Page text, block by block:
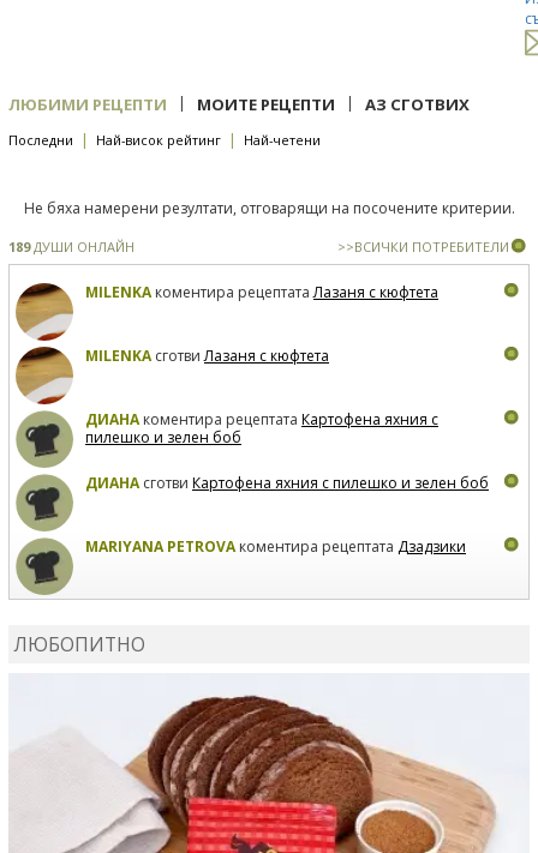
ЛЮБИМИ РЕЦЕПТИ | МОИТЕ РЕЦЕПТИ | АЗ СГОТВИХ
Последни | Най-висок рейтинг | Най-четени
Не бяха намерени резултати, отговарящи на посочените критерии.
189ДУШИ ОНЛАЙН >>ВСИЧКИ ПОТРЕБИТЕЛИ
MILENKAкоментира рецептатаЛазаня с кюфтета
MILENKAсготвиЛазаня с кюфтета
ДИАНАкоментира рецептата Картофена яхния с
пилешко и зелен боб
ДИАНАсготви Картофена яхния с пилешко и зелен боб
MARIYANA PETROVAкоментира рецептата Дзадзики
ЛЮБОПИТНО